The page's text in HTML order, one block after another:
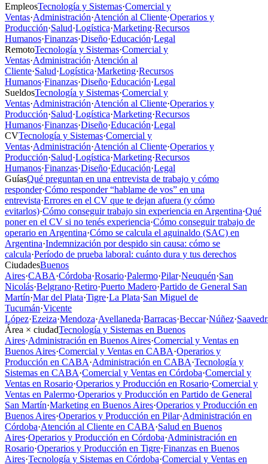
EmpleosTecnología y Sistemas·Comercial y
Ventas·Administración·Atención al Cliente·Operarios y
Producción·Salud·Logística·Marketing·Recursos
Humanos·Finanzas·Diseño·Educación·Legal
RemotoTecnología y Sistemas·Comercial y
Ventas·Administración·Atención al
Cliente·Salud·Logística·Marketing·Recursos
Humanos·Finanzas·Diseño·Educación·Legal
SueldosTecnología y Sistemas·Comercial y
Ventas·Administración·Atención al Cliente·Operarios y
Producción·Salud·Logística·Marketing·Recursos
Humanos·Finanzas·Diseño·Educación·Legal
CVTecnología y Sistemas·Comercial y
Ventas·Administración·Atención al Cliente·Operarios y
Producción·Salud·Logística·Marketing·Recursos
Humanos·Finanzas·Diseño·Educación·Legal
GuíasQué preguntan en una entrevista de trabajo y cómo
responder·Cómo responder “hablame de vos” en una
entrevista·Errores en el CV que te dejan afuera (y cómo
evitarlos)·Cómo conseguir trabajo sin experiencia en Argentina·Qué
poner en el CV si no tenés experiencia·Cómo conseguir trabajo de
operario en Argentina·Cómo se calcula el aguinaldo (SAC) en
Argentina·Indemnización por despido sin causa: cómo se
calcula·Período de prueba laboral: cuánto dura y tus derechos
CiudadesBuenos
Aires·CABA·Córdoba·Rosario·Palermo·Pilar·Neuquén·San
Nicolás·Belgrano·Retiro·Puerto Madero·Partido de General San
Martín·Mar del Plata·Tigre·La Plata·San Miguel de
Tucumán·Vicente
López·Ezeiza·Mendoza·Avellaneda·Barracas·Beccar·Núñez·
Área × ciudadTecnología y Sistemas en Buenos
Aires·Administración en Buenos Aires·Comercial y Ventas en
Buenos Aires·Comercial y Ventas en CABA·Operarios y
Producción en CABA·Administración en CABA·Tecnología y
Sistemas en CABA·Comercial y Ventas en Córdoba·Comercial y
Ventas en Rosario·Operarios y Producción en Rosario·Comercial y
Ventas en Palermo·Operarios y Producción en Partido de General
San Martín·Marketing en Buenos Aires·Operarios y Producción en
Buenos Aires·Operarios y Producción en Pilar·Administración en
Córdoba·Atención al Cliente en CABA·Salud en Buenos
Aires·Operarios y Producción en Córdoba·Administración en
Rosario·Operarios y Producción en Tigre·Finanzas en Buenos
Aires·Tecnología y Sistemas en Córdoba·Comercial y Ventas en